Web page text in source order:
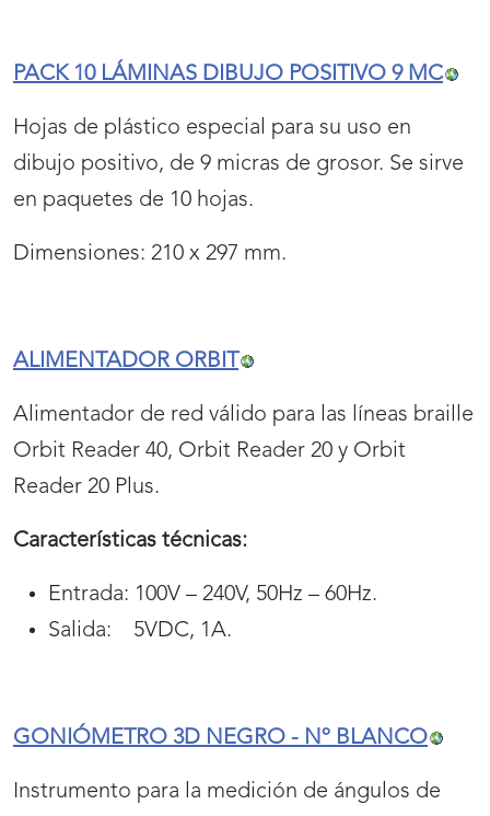
PACK 10 LÁMINAS DIBUJO POSITIVO 9 MC
Hojas de plástico especial para su uso en
dibujo positivo, de 9 micras de grosor. Se sirve
en paquetes de 10 hojas.
Dimensiones: 210 x 297 mm.
ALIMENTADOR ORBIT
Alimentador de red válido para las líneas braille
Orbit Reader 40, Orbit Reader 20 y Orbit
Reader 20 Plus.
Características técnicas:
Entrada: 100V – 240V, 50Hz – 60Hz.
Salida: 5VDC, 1A.
GONIÓMETRO 3D NEGRO - Nº BLANCO
Instrumento para la medición de ángulos de